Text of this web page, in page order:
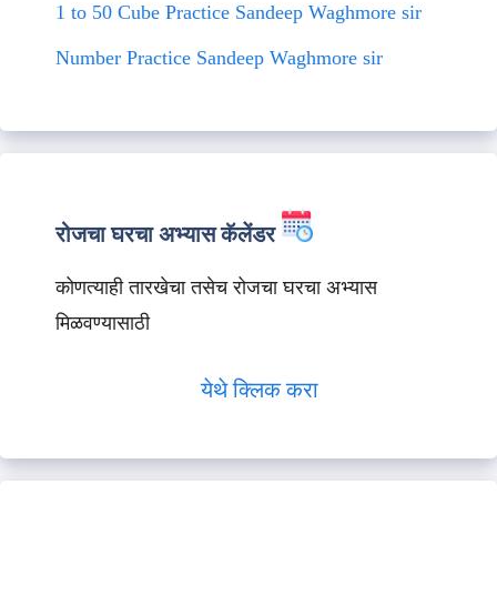
1 to 50 Cube Practice Sandeep Waghmore sir
Number Practice Sandeep Waghmore sir
रोजचा घरचा अभ्यास कॅलेंडर
कोणत्याही तारखेचा तसेच रोजचा घरचा अभ्यास
मिळवण्यासाठी
येथे क्लिक करा